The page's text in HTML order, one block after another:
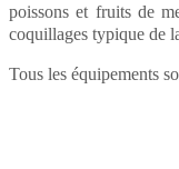
poissons et fruits de
coquillages typique de
Tous les équipements